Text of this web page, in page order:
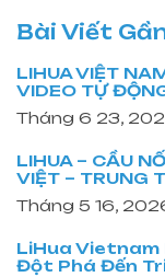
Bài Viết
LIHUA VIỆT
VIDEO TỰ
Tháng 6 23,
LIHUA – CẦU
VIỆT – TRUNG
Tháng 5 16,
LiHua Vietnam
Đột Phá Đến